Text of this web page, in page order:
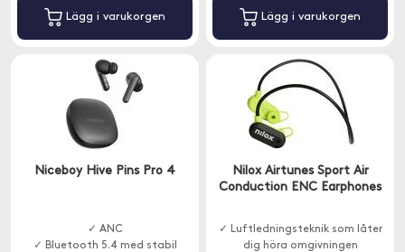
Lägg i varukorgen Lägg i varukorgen
Niceboy Hive Pins Pro 4
✓ ANC
✓ Bluetooth 5.4 med stabil
Nilox Airtunes Sport Air
Conduction ENC Earphones
✓ Luftledningsteknik som låter
dig höra omgivningen